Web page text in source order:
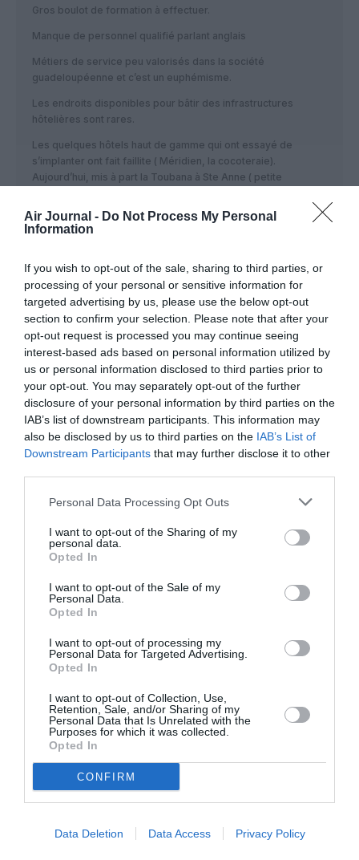
Air Journal - Do Not Process My Personal
Information
If you wish to opt-out of the sale, sharing to third parties, or
processing of your personal or sensitive information for
targeted advertising by us, please use the below opt-out
section to confirm your selection. Please note that after your
opt-out request is processed you may continue seeing
interest-based ads based on personal information utilized by
us or personal information disclosed to third parties prior to
your opt-out. You may separately opt-out of the further
disclosure of your personal information by third parties on the
IAB’s list of downstream participants. This information may
also be disclosed by us to third parties on the IAB’s List of
Downstream Participants that may further disclose it to other
Personal Data Processing Opt Outs
I want to opt-out of the Sharing of my
personal data.
Opted In
I want to opt-out of the Sale of my
Personal Data.
Opted In
I want to opt-out of processing my
Personal Data for Targeted Advertising.
Opted In
I want to opt-out of Collection, Use,
Retention, Sale, and/or Sharing of my
Personal Data that Is Unrelated with the
Purposes for which it was collected.
Opted In
CONFIRM
Data Deletion Data Access Privacy Policy
Gros boulot de formation à effectuer.
Manque de personnel qualifié parlant anglais
Métiers de service peu valorisés dans la société
guadeloupéenne et c’est un euphémisme.
Les endroits disponibles pour bâtir des infrastructures
hôtelières sont rares.
Les quelques hôtels haut de gamme qui ont essayé de
s’implanter ont fait faillite ( Méridien, la cocoteraie).
Aujourd’hui, mis à part la Toubana à Ste Anne ( petite
internationale exigeante.
Si on rajoute les problèmes d’eau, de circulation, et les
RÉPONDRE
jamma a commenté :
7 juillet 2026 - 6 h 56
min
C’est vrai en partie, et cela explique parfaitement la
sociologie du tourisme actuel sur l’île. Faute
d’infrastructures hôtelières adaptées et de culture
du service haut de gamme, la Guadeloupe a
naturellement capté une autre clientèle.
Aujourd’hui, les touristes nord-américains qui
luxe standardisé : ils se tournent vers les Airbnb et
les locations directes. Ils viennent surtout pour le
dans la région.
Au fond, la clientèle qui veut du resort 5 étoiles clés
pour ça en ce moment, alors elle va voir ailleurs
dans la Caraïbe.
Effectivement, ce n’est pas pour rien que Guadeloupe et
semblable à d’autres îles des Caraïbes comme la Rép Dom
par exemple.